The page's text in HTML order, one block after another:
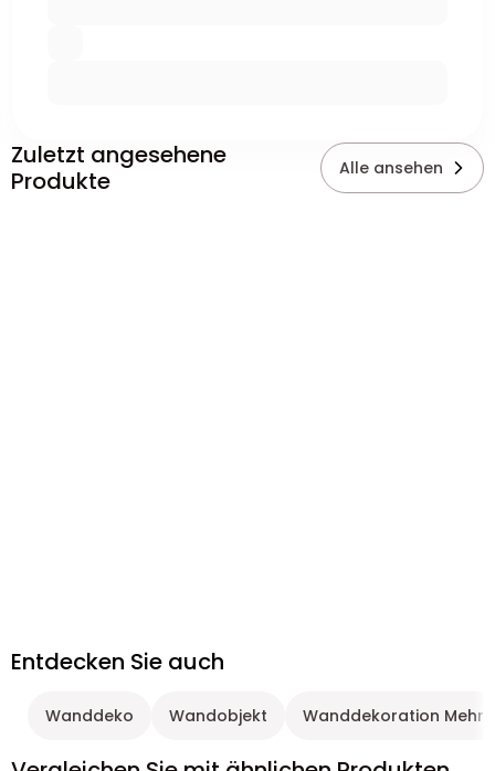
Zuletzt angesehene
Produkte
Alle ansehen
Entdecken Sie auch
Wanddeko Wandobjekt Wanddekoration